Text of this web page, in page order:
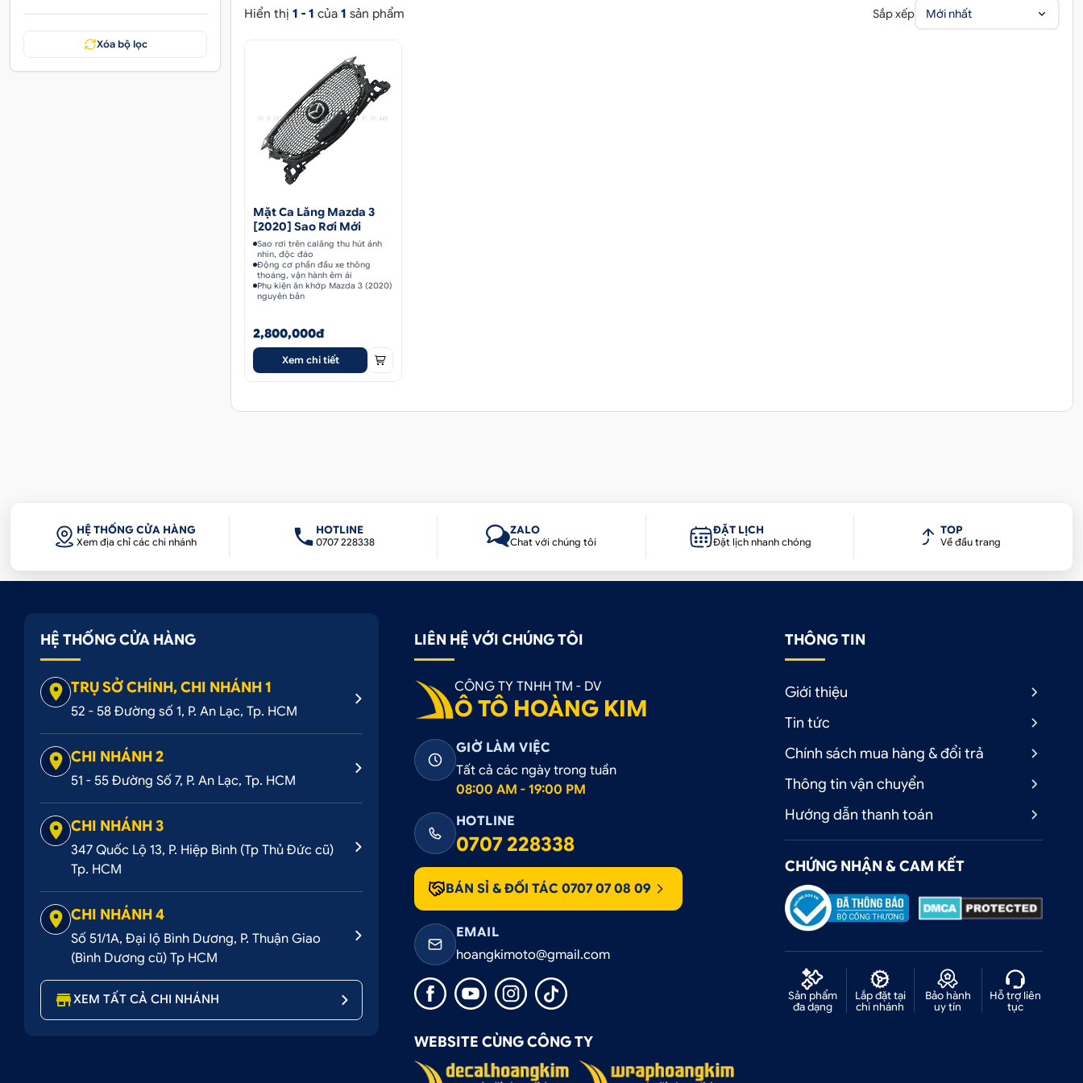
Xóa bộ lọc
Hiển thị 1 - 1 của 1 sản phẩm Sắp xếp Mới nhất
Mặt Ca Lăng Mazda 3
[2020] Sao Rơi Mới
Sao rơi trên calăng thu hút ánh
nhìn, độc đáo
Động cơ phần đầu xe thông
thoáng, vận hành êm ái
Phụ kiện ăn khớp Mazda 3 (2020)
nguyên bản
2,800,000đ
Xem chi tiết
HỆ THỐNG CỬA HÀNG
Xem địa chỉ các chi nhánh
HOTLINE
0707 228338
ZALO
Chat với chúng tôi
ĐẶT LỊCH
Đặt lịch nhanh chóng
TOP
Về đầu trang
HỆ THỐNG CỬA HÀNG
TRỤ SỞ CHÍNH, CHI NHÁNH 1
52 - 58 Đường số 1, P. An Lạc, Tp. HCM
CHI NHÁNH 2
51 - 55 Đường Số 7, P. An Lạc, Tp. HCM
CHI NHÁNH 3
347 Quốc Lộ 13, P. Hiệp Bình (Tp Thủ Đức cũ)
Tp. HCM
CHI NHÁNH 4
Số 51/1A, Đại lộ Bình Dương, P. Thuận Giao
(Bình Dương cũ) Tp HCM
XEM TẤT CẢ CHI NHÁNH
LIÊN HỆ VỚI CHÚNG TÔI
CÔNG TY TNHH TM - DV
Ô TÔ HOÀNG KIM
GIỜ LÀM VIỆC
Tất cả các ngày trong tuần
08:00 AM - 19:00 PM
HOTLINE
0707 228338
BÁN SỈ & ĐỐI TÁC 0707 07 08 09
EMAIL
hoangkimoto@gmail.com
WEBSITE CÙNG CÔNG TY
THÔNG TIN
Giới thiệu
Tin tức
Chính sách mua hàng & đổi trả
Thông tin vận chuyển
Hướng dẫn thanh toán
CHỨNG NHẬN & CAM KẾT
Sản phẩm
đa dạng
Lắp đặt tại
chi nhánh
Bảo hành
uy tín
Hỗ trợ liên
tục